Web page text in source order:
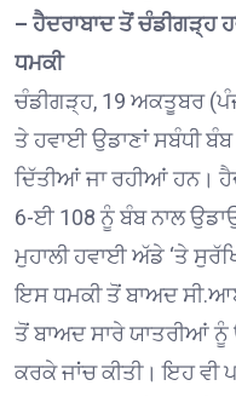
– ਹੈਦਰਾਬਾਦ ਤੋਂ ਚੰਡੀਗੜ੍ਹ
ਧਮਕੀ
ਚੰਡੀਗੜ੍ਹ, 19 ਅਕਤੂਬਰ
ਤੇ ਹਵਾਈ ਉਡਾਣਾਂ ਸਬੰਧੀ
ਦਿੱਤੀਆਂ ਜਾ ਰਹੀਆਂ ਹਨ।
6-ਈ 108 ਨੂੰ ਬੰਬ ਨਾਲ
ਮੁਹਾਲੀ ਹਵਾਈ ਅੱਡੇ ‘ਤੇ
ਇਸ ਧਮਕੀ ਤੋਂ ਬਾਅਦ
ਤੋਂ ਬਾਅਦ ਸਾਰੇ ਯਾਤਰੀਆਂ
ਕਰਕੇ ਜਾਂਚ ਕੀਤੀ। ਇਹ ਵੀ